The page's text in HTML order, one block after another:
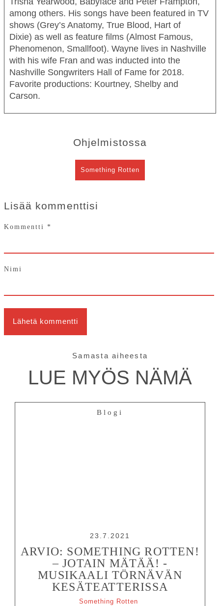
TEATTERI
KESÄTEATTERI
YHTEYS
Tiedotteet—Medialle
among others. His songs have been featured in TV
shows (Grey’s Anatomy, True Blood, Hart of
Dixie) as well as feature films (Almost Famous,
Phenomenon, Smallfoot). Wayne lives in Nashville
with his wife Fran and was inducted into the
Nashville Songwriters Hall of Fame for 2018.
Favorite produc­tions: Kourtney, Shelby and
Carson.
Ohjelmistossa
Something Rotten
Lisää kommenttisi
Kommentti *
Nimi
Samasta aiheesta
LUE MYÖS NÄMÄ
Blogi
23.7.2021
ARVIO: SOMETHING ROTTEN!
– JOTAIN MÄTÄÄ! -
MUSIKAALI TÖRNÄVÄN
KESÄTEATTERISSA
Something Rotten